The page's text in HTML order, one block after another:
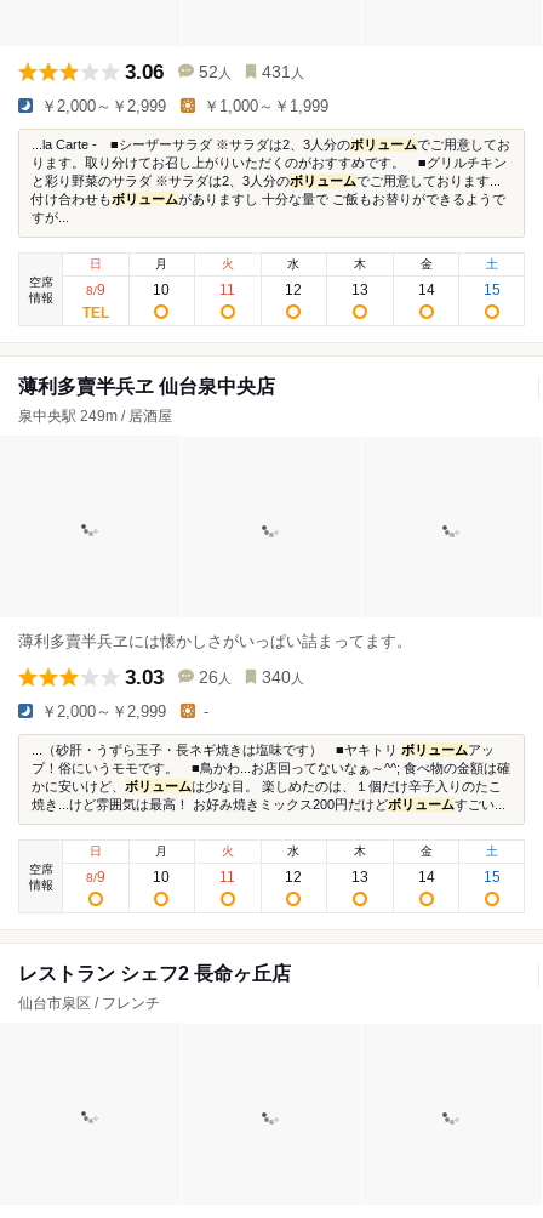
3.06 52 人 431 人
￥2,000～￥2,999 ￥1,000～￥1,999
...la Carte - ■シーザーサラダ ※サラダは2、3人分のボリュームでご用意してお
ります。取り分けてお召し上がりいただくのがおすすめです。 ■グリルチキン
と彩り野菜のサラダ ※サラダは2、3人分のボリュームでご用意しております...
付け合わせもボリュームがありますし 十分な量で ご飯もお替りができるようで
すが...
空席
情報
日
8/9
月
10
火
11
水
12
木
13
金
14
土
15
薄利多賣半兵ヱ 仙台泉中央店
泉中央駅 249m / 居酒屋
薄利多賣半兵ヱには懐かしさがいっぱい詰まってます。
3.03 26 人 340 人
￥2,000～￥2,999 -
...（砂肝・うずら玉子・長ネギ焼きは塩味です） ■ヤキトリ ボリュームアッ
プ！俗にいうモモです。 ■鳥かわ...お店回ってないなぁ～^^; 食べ物の金額は確
かに安いけど、 ボリュームは少な目。 楽しめたのは、１個だけ辛子入りのたこ
焼き...けど雰囲気は最高！ お好み焼きミックス200円だけどボリュームすごい...
空席
情報
日
8/9
月
10
火
11
水
12
木
13
金
14
土
15
レストラン シェフ2 長命ヶ丘店
仙台市泉区 / フレンチ